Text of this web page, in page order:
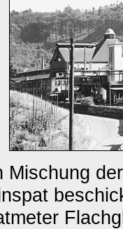
Mischung